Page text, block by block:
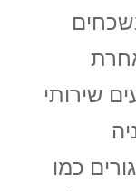
שירותי
כמו